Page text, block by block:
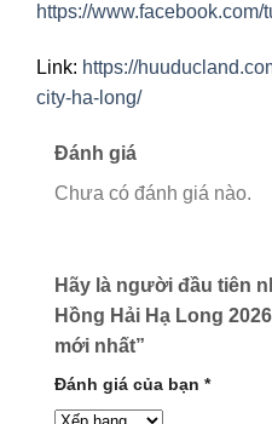
https://
Link: https://
city-ha-long/
Đánh giá
Chưa có đánh giá nào.
Hãy là người đầu tiên
Hồng Hải Hạ Long
mới nhất”
Đánh giá của bạn *